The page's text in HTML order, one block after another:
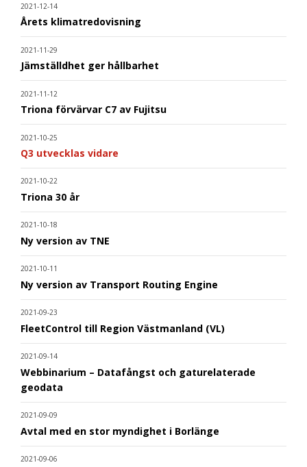
2021-12-14
Årets klimatredovisning
2021-11-29
Jämställdhet ger hållbarhet
2021-11-12
Triona förvärvar C7 av Fujitsu
2021-10-25
Q3 utvecklas vidare
2021-10-22
Triona 30 år
2021-10-18
Ny version av TNE
2021-10-11
Ny version av Transport Routing Engine
2021-09-23
FleetControl till Region Västmanland (VL)
2021-09-14
Webbinarium – Datafångst och gaturelaterade
geodata
2021-09-09
Avtal med en stor myndighet i Borlänge
2021-09-06